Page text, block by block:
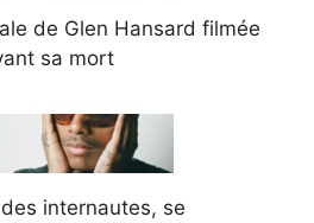
de Glen Hansard filmée
sa mort
internautes, se